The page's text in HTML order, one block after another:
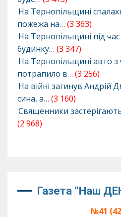
На Тернопільщині
пожежа на… (3 363)
На Тернопільщині під
будинку… (3 347)
На Тернопільщині авто
потрапило в… (3 256)
На війні загинув Андрій
сина, а… (3 160)
Священники
(2 968)
Газета “Наш
№41